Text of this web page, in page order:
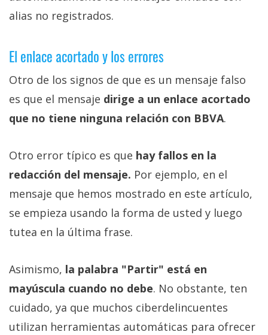
alias no registrados.
El enlace acortado y los errores
Otro de los signos de que es un mensaje falso
es que el mensaje dirige a un enlace acortado
que no tiene ninguna relación con BBVA.
Otro error típico es que hay fallos en la
redacción del mensaje. Por ejemplo, en el
mensaje que hemos mostrado en este artículo,
se empieza usando la forma de usted y luego
tutea en la última frase.
Asimismo, la palabra "Partir" está en
mayúscula cuando no debe. No obstante, ten
cuidado, ya que muchos ciberdelincuentes
utilizan herramientas automáticas para ofrecer